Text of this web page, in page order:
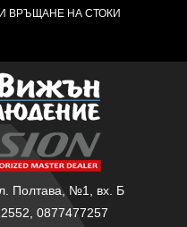
ВРЪЩАНЕ НА СТОКИ
Полтава, №1, вх. Б
0877477257